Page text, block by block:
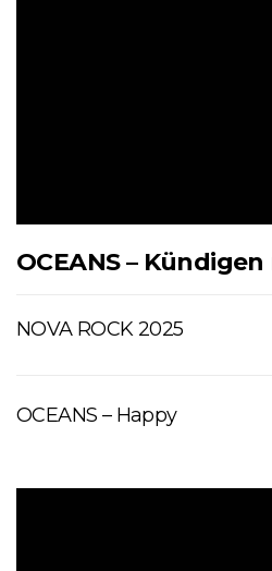
OCEANS –
NOVA ROCK 2025
OCEANS – Happy